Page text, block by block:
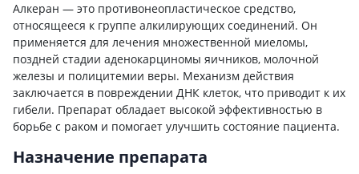
Алкеран — это противонеопластическое средство,
относящееся к группе алкилирующих соединений. Он
применяется для лечения множественной миеломы,
поздней стадии аденокарциномы яичников, молочной
железы и полицитемии веры. Механизм действия
заключается в повреждении ДНК клеток, что приводит к их
гибели. Препарат обладает высокой эффективностью в
борьбе с раком и помогает улучшить состояние пациента.
Назначение препарата